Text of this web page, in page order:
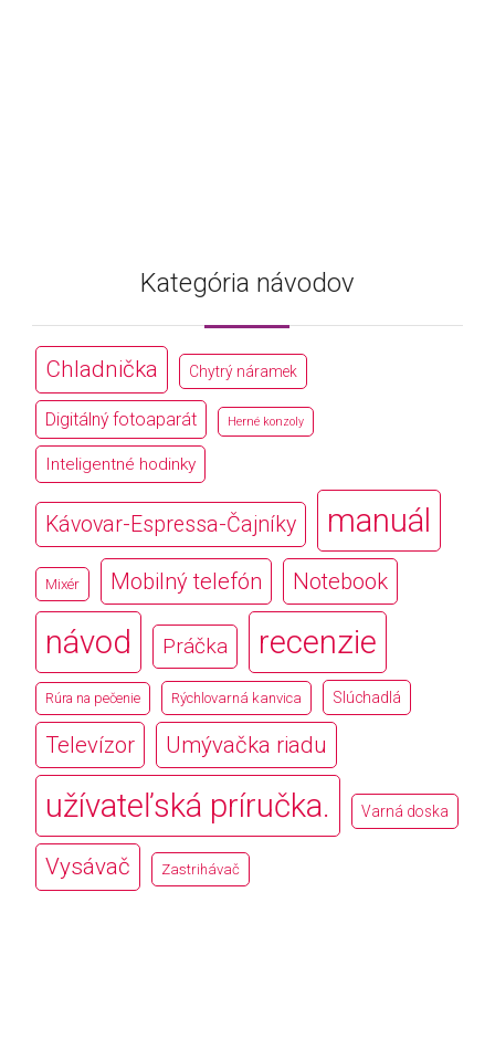
Kategória návodov
Chladnička Chytrý náramek
Digitálný fotoaparát Herné konzoly
Inteligentné hodinky
Kávovar-Espressa-Čajníky manuál
Mixér Mobilný telefón Notebook
návod Práčka recenzie
Rúra na pečenie Rýchlovarná kanvica Slúchadlá
Televízor Umývačka riadu
užívateľská príručka. Varná doska
Vysávač Zastrihávač